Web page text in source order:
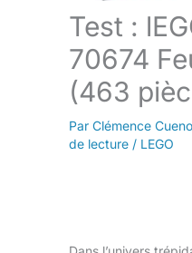
Test :
70674
(463
Par Clémence
de lecture / LEGO